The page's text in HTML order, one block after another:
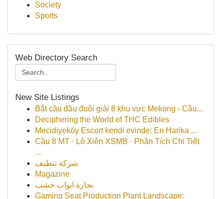
Society
Sports
Web Directory Search
New Site Listings
Bắt cầu đầu đuôi giải 8 khu vực Mekong - Cầu...
Deciphering the World of THC Edibles
Mecidiyeköy Escort kendi evinde: En Harika ...
Cầu 8 MT · Lô Xiên XSMB · Phân Tích Chi Tiết
...
شركة تنظيف
Magazine
نجارة ابواب خشب
Gaming Seat Production Plant Landscape: